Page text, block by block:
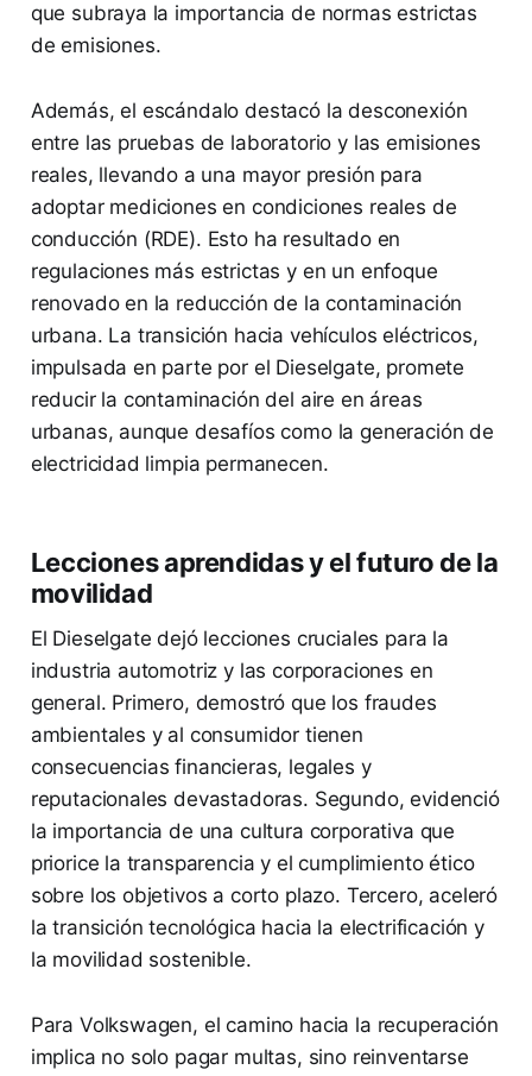
que subraya la importancia de normas estrictas
de emisiones.
Además, el escándalo destacó la desconexión
entre las pruebas de laboratorio y las emisiones
reales, llevando a una mayor presión para
adoptar mediciones en condiciones reales de
conducción (RDE). Esto ha resultado en
regulaciones más estrictas y en un enfoque
renovado en la reducción de la contaminación
urbana. La transición hacia vehículos eléctricos,
impulsada en parte por el Dieselgate, promete
reducir la contaminación del aire en áreas
urbanas, aunque desafíos como la generación de
electricidad limpia permanecen.
Lecciones aprendidas y el futuro de la
movilidad
El Dieselgate dejó lecciones cruciales para la
industria automotriz y las corporaciones en
general. Primero, demostró que los fraudes
ambientales y al consumidor tienen
consecuencias financieras, legales y
reputacionales devastadoras. Segundo, evidenció
la importancia de una cultura corporativa que
priorice la transparencia y el cumplimiento ético
sobre los objetivos a corto plazo. Tercero, aceleró
la transición tecnológica hacia la electrificación y
la movilidad sostenible.
Para Volkswagen, el camino hacia la recuperación
implica no solo pagar multas, sino reinventarse